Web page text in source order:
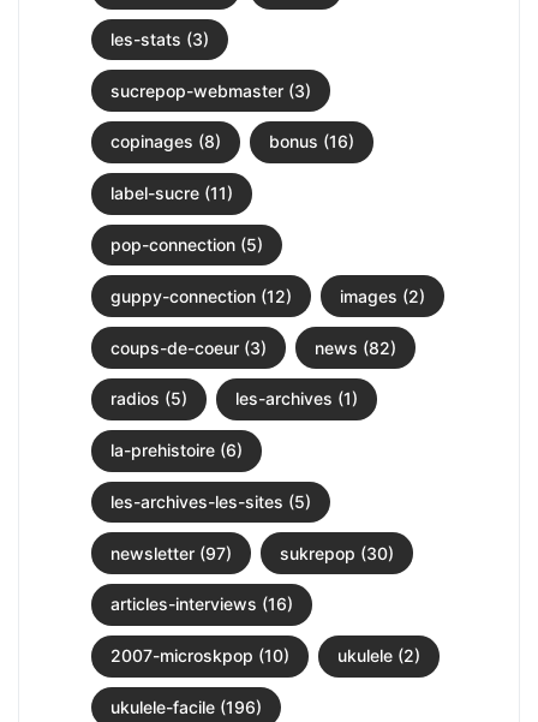
les-stats (3)
sucrepop-webmaster (3)
copinages (8) bonus (16)
label-sucre (11)
pop-connection (5)
guppy-connection (12) images (2)
coups-de-coeur (3) news (82)
radios (5) les-archives (1)
la-prehistoire (6)
les-archives-les-sites (5)
newsletter (97) sukrepop (30)
articles-interviews (16)
2007-microskpop (10) ukulele (2)
ukulele-facile (196)